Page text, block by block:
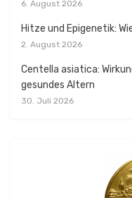
6. August 2026
Hitze und Epigenetik:
2. August 2026
Centella asiatica:
gesundes Altern
30. Juli 2026